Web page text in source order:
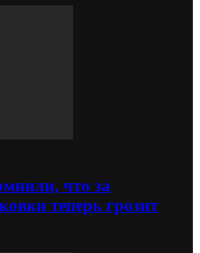
что за
теперь грозит